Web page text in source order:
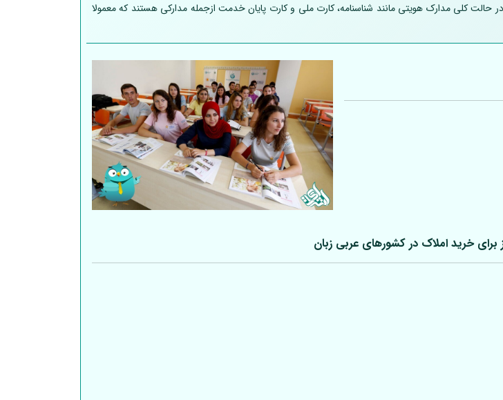
حالت کلی مدارک هویتی مانند شناسنامه، کارت ملی و کارت پایان خدمت ازجمله مدارکی هستند که معمولا
برای خرید املاک در کشورهای عربی زبان